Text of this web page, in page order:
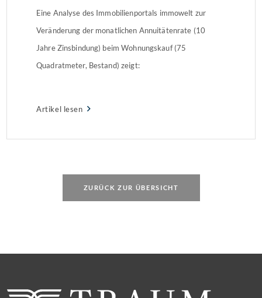
NIEDRIGER ALS VOR 3 JAHREN
Eine Analyse des Immobilienportals immowelt zur
Veränderung der monatlichen Annuitätenrate (10
Jahre Zinsbindung) beim Wohnungskauf (75
Quadratmeter, Bestand) zeigt:
Artikel lesen
ZURÜCK ZUR ÜBERSICHT